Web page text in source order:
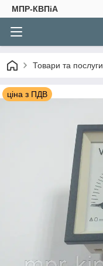
МПР-КВПіА
Товари та послуги
ціна з ПДВ